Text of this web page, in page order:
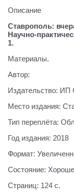
Описание
Ставрополь:
Научно-
1.
Материалы.
Автор:
Издательство: ИП
Место издания:
Тип переплёта:
Год издания: 2018
Формат:
Состояние:
Страниц: 124 с.